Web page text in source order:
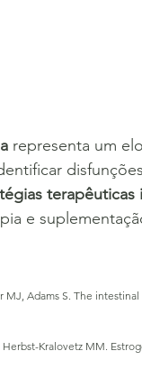
representa um
terapêuticas
e
MJ, Adams S. The
Herbst-Kralovetz MM.